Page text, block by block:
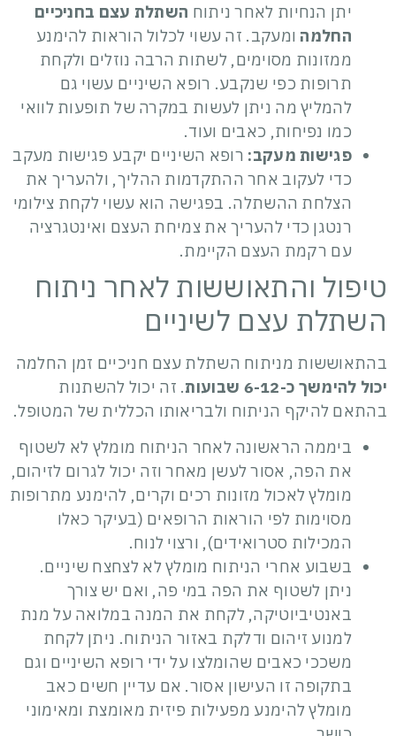
יתן הנחיות לאחר ניתוח השתלת עצם בחניכיים
החלמה ומעקב. זה עשוי לכלול הוראות להימנע
ממזונות מסוימים, לשתות הרבה נוזלים ולקחת
תרופות כפי שנקבע. רופא השיניים עשוי גם
להמליץ ​​מה ניתן לעשות במקרה של תופעות לוואי
כמו נפיחות, כאבים ועוד.
פגישות מעקב: רופא השיניים יקבע פגישות מעקב
כדי לעקוב אחר ההתקדמות ההליך, ולהעריך את
הצלחת ההשתלה. בפגישה הוא עשוי לקחת צילומי
רנטגן כדי להעריך את צמיחת העצם ואינטגרציה
עם רקמת העצם הקיימת.
טיפול והתאוששות לאחר ניתוח
השתלת עצם לשיניים
בהתאוששות מניתוח השתלת עצם חניכיים זמן החלמה
יכול להימשך כ-6-12 שבועות
. זה יכול להשתנות
בהתאם להיקף הניתוח ולבריאותו הכללית של המטופל.
ביממה הראשונה לאחר הניתוח מומלץ לא לשטוף
את הפה, אסור לעשן מאחר וזה יכול לגרום לזיהום,
מומלץ לאכול מזונות רכים וקרים, להימנע מתרופות
מסוימות לפי הוראות הרופאים (בעיקר כאלו
המכילות סטרואידים), ורצוי לנוח.
בשבוע אחרי הניתוח מומלץ לא לצחצח שיניים.
ניתן לשטוף את הפה במי פה, ואם יש צורך
באנטיביוטיקה, לקחת את המנה במלואה על מנת
למנוע זיהום ודלקת באזור הניתוח. ניתן לקחת
משככי כאבים שהומלצו על ידי רופא השיניים וגם
בתקופה זו העישון אסור. אם עדיין חשים כאב
מומלץ להימנע מפעילות פיזית מאומצת ומאימוני